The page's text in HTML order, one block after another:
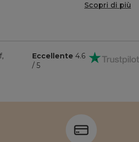
Scopri di più
Eccellente 4.6
/ 5